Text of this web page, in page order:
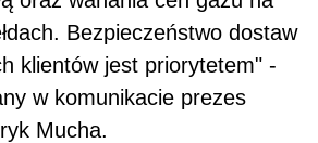
Bezpieczeństwo dostaw
klientów jest priorytetem" -
w komunikacie prezes
Mucha.